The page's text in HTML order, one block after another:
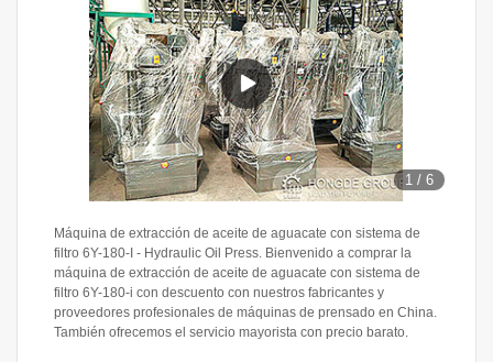
1 /6
Máquina de extracción de aceite de aguacate con sistema de
filtro 6Y-180-I - Hydraulic Oil Press. Bienvenido a comprar la
máquina de extracción de aceite de aguacate con sistema de
filtro 6Y-180-i con descuento con nuestros fabricantes y
proveedores profesionales de máquinas de prensado en China.
También ofrecemos el servicio mayorista con precio barato.